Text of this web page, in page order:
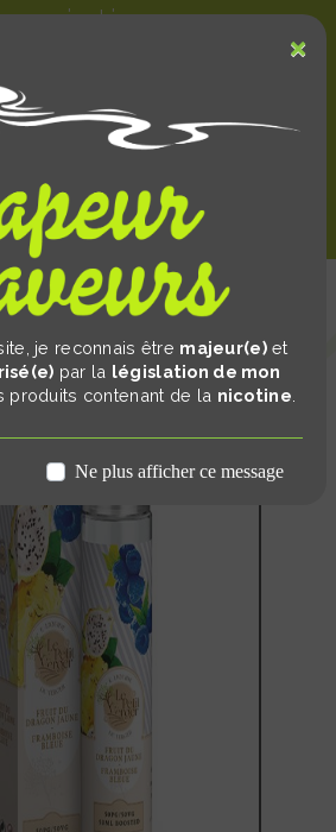
×
je reconnais être majeur(e)et
par la législation de mon
produits contenant de la nicotine
Ne plus afficher ce message
:
JAUNE FRAMBOISE BLEUE NON
fruit du dragon jaune -
réveillera vos papilles.